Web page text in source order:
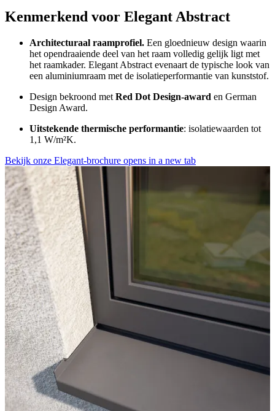
Kenmerkend voor Elegant Abstract
Architecturaal raamprofiel. Een gloednieuw design waarin
het opendraaiende deel van het raam volledig gelijk ligt met
het raamkader. Elegant Abstract evenaart de typische look van
een aluminiumraam met de isolatieperformantie van kunststof.
Design bekroond met Red Dot Design-award en German
Design Award.
Uitstekende thermische performantie: isolatiewaarden tot
1,1 W/m²K.
Bekijk onze Elegant-brochure opens in a new tab